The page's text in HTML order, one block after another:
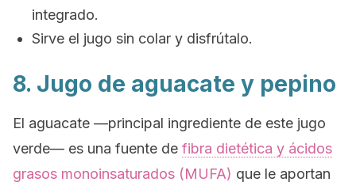
integrado.
Sirve el jugo sin colar y disfrútalo.
8. Jugo de aguacate y pepino
El aguacate —principal ingrediente de este jugo
verde— es una fuente de fibra dietética y ácidos
grasos monoinsaturados (MUFA) que le aportan